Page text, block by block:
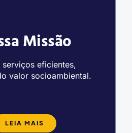
Missão
serviços eficientes,
valor socioambiental.
LEIA MAIS